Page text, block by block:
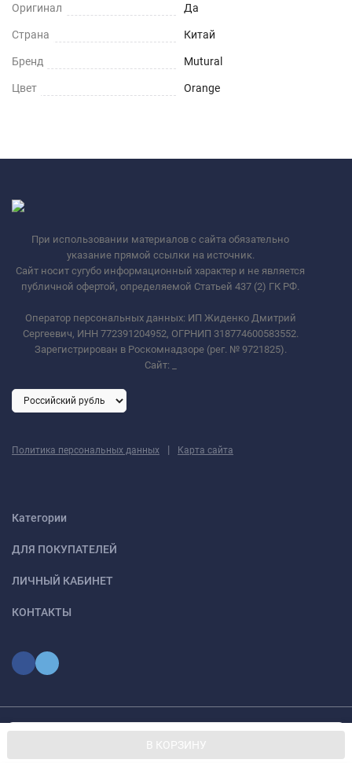
В КОРЗИНУ
Оригинал Да
Страна Китай
Бренд Mutural
Цвет Orange
При использовании материалов с сайта обязательно
указание прямой ссылки на источник.
Сайт носит сугубо информационный характер и не является
публичной офертой, определяемой Статьей 437 (2) ГК РФ.
Оператор персональных данных: ИП Жиденко Дмитрий
Сергеевич, ИНН 772391204952, ОГРНИП 318774600583552.
Зарегистрирован в Роскомнадзоре (рег. № 9721825).
Сайт:
Политика персональных данных | Карта сайта
Категории
ДЛЯ ПОКУПАТЕЛЕЙ
ЛИЧНЫЙ КАБИНЕТ
КОНТАКТЫ